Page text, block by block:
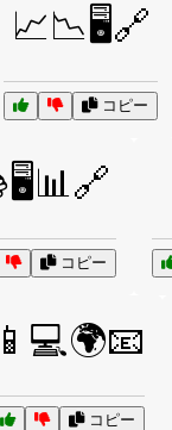
📈📉🖥️🔗
コピー
コピー
📱💻🌍📧
コピー